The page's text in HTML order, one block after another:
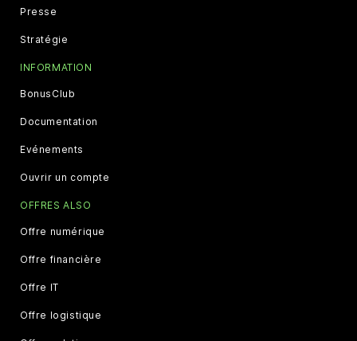
Presse
Stratégie
INFORMATION
BonusClub
Documentation
Evénements
Ouvrir un compte
OFFRES ALSO
Offre numérique
Offre financière
Offre IT
Offre logistique